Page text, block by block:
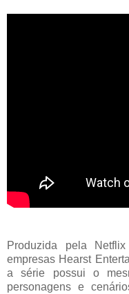
Produzida pela
empresas Hearst
a série possui o
personagens e